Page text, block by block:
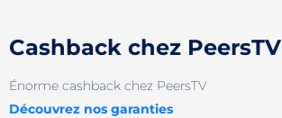
Cashback chez PeersTV
Énorme cashback chez PeersTV
Découvrez nos garanties